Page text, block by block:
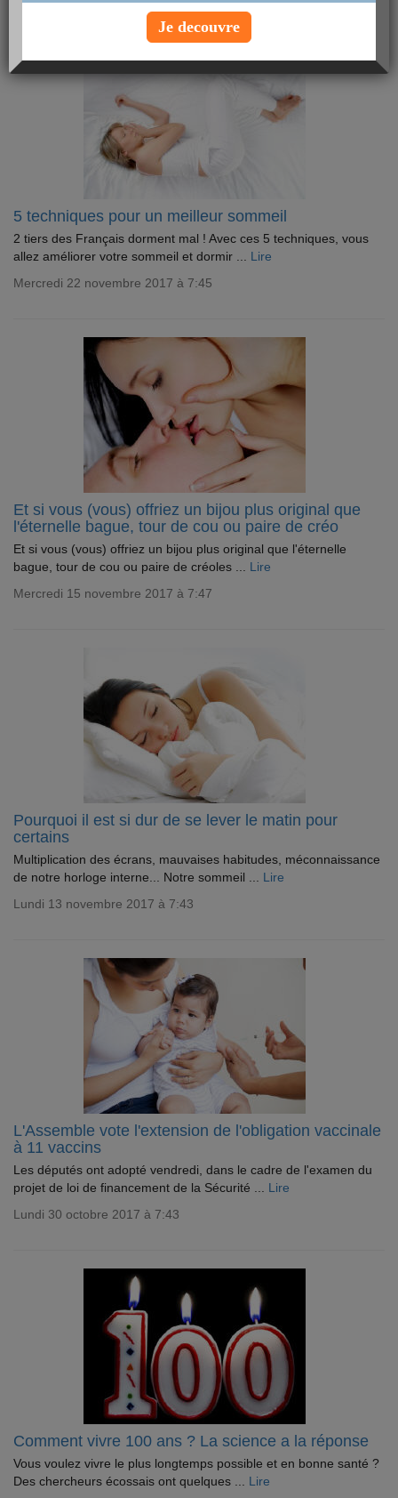
5 techniques pour un meilleur sommeil
2 tiers des Français dorment mal ! Avec ces 5 techniques, vous
allez améliorer votre sommeil et dormir ... Lire
Mercredi 22 novembre 2017 à 7:45
Et si vous (vous) offriez un bijou plus original que
l'éternelle bague, tour de cou ou paire de créo
Et si vous (vous) offriez un bijou plus original que l'éternelle
bague, tour de cou ou paire de créoles ... Lire
Mercredi 15 novembre 2017 à 7:47
Pourquoi il est si dur de se lever le matin pour
certains
Multiplication des écrans, mauvaises habitudes, méconnaissance
de notre horloge interne... Notre sommeil ... Lire
Lundi 13 novembre 2017 à 7:43
L'Assemble vote l'extension de l'obligation vaccinale
à 11 vaccins
Les députés ont adopté vendredi, dans le cadre de l'examen du
projet de loi de financement de la Sécurité ... Lire
Lundi 30 octobre 2017 à 7:43
Comment vivre 100 ans ? La science a la réponse
Vous voulez vivre le plus longtemps possible et en bonne santé ?
Des chercheurs écossais ont quelques ... Lire
Je decouvre